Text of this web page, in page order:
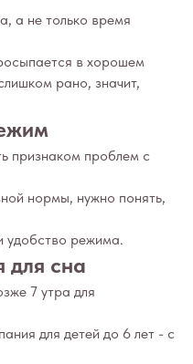
а не только время
в хорошем
рано, значит,
признаком проблем с
нормы, нужно понять,
удобство режима.
для сна
7 утра для
для детей до 6 лет - с
данных